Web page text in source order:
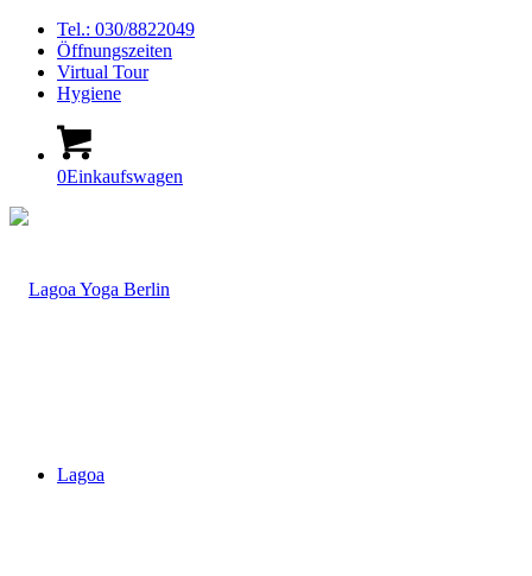
Tel.: 030/8822049
Öffnungszeiten
Virtual Tour
Hygiene
0Einkaufswagen
Lagoa